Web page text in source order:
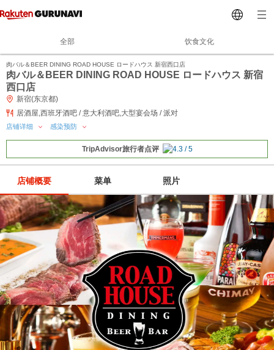
全部 饮食文化
肉バル＆BEER DINING ROAD HOUSE ロードハウス 新宿西口店
肉バル＆BEER DINING ROAD HOUSE ロードハウス 新宿
西口店
新宿(东京都)
居酒屋,西班牙酒吧 / 意大利酒吧,大型宴会场 / 派对
店铺详细 感染预防
TripAdvisor旅行者点评
店铺概要 菜单 照片